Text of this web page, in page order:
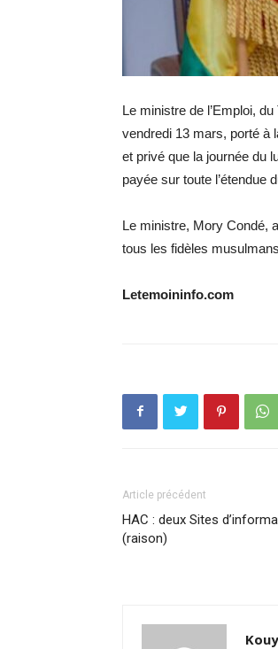
Le ministre de l’Emploi,
vendredi 13 mars, porté à
et privé que la journée du
payée sur toute l’étendue
Le ministre, Mory Condé,
tous les fidèles
Letemoininfo.com
Article précédent
HAC : deux Sites
(raison)